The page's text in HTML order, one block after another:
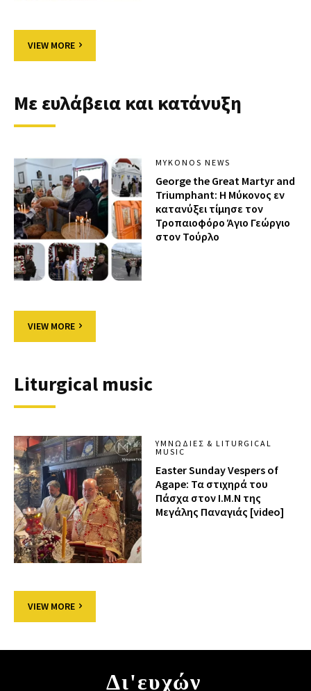
VIEW MORE
Με ευλάβεια και κατάνυξη
MYKONOS NEWS
George the Great Martyr and
Triumphant: Η Μύκονος εν
κατανύξει τίμησε τον
Τροπαιοφόρο Άγιο Γεώργιο
στον Τούρλο
VIEW MORE
Liturgical music
ΥΜΝΩΔΊΕΣ & LITURGICAL
MUSIC
Easter Sunday Vespers of
Agape: Τα στιχηρά του
Πάσχα στον Ι.Μ.Ν της
Μεγάλης Παναγιάς [video]
VIEW MORE
Δι'ευχών